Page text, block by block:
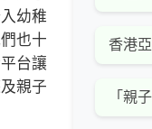
幼稚
也十
台讓
親子
香港
「親